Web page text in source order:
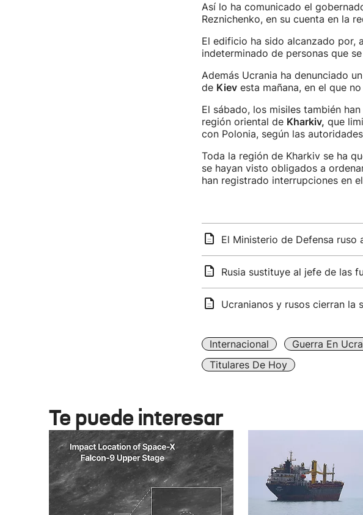
Así lo ha comunicado el
Reznichenko, en su cuenta en la
El edificio ha sido alcanzado por,
indeterminado de personas que
Además Ucrania ha denunciado
de Kievesta mañana, en el que
El sábado, los misiles también
región oriental de Kharkiv, que
con Polonia, según las
Toda la región de Kharkiv se ha
se hayan visto obligados a
han registrado interrupciones en
El Ministerio de Defensa ruso
Rusia sustituye al jefe de las
Ucranianos y rusos cierran la
Internacional Guerra En
Titulares De Hoy
Te puede interesar